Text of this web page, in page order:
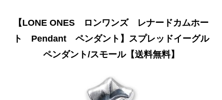
【LONE ONES ロンワンズ レナードカムホー
ト Pendant ペンダント】スプレッドイーグル
ペンダント/スモール【送料無料】